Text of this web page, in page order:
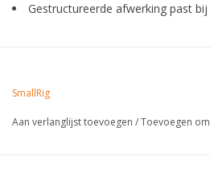
Gestructureerde afwerking past
SmallRig
Aan verlanglijst toevoegen /Toevoegen